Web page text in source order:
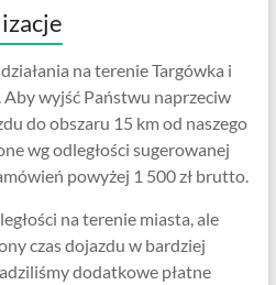
na terenie Targówka i
wyjść Państwu naprzeciw
do obszaru 15 km od naszego
wg odległości sugerowanej
powyżej 1 500 zł brutto.
na terenie miasta, ale
czas dojazdu w bardziej
dodatkowe płatne